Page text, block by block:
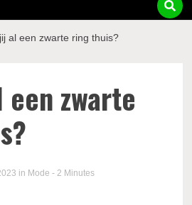
al een zwarte ring thuis?
zwarte
in Mode - 2 Minutes